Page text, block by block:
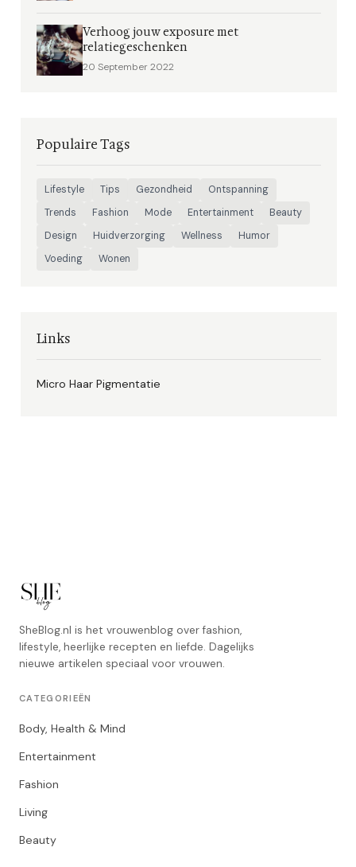
Verhoog jouw exposure met
relatiegeschenken
20 September 2022
Populaire Tags
Lifestyle Tips Gezondheid
Ontspanning
Trends
Fashion Mode Entertainment
Beauty
Design
Huidverzorging Wellness
Humor
Voeding
Wonen
Links
Micro Haar Pigmentatie
SheBlog.nl is het vrouwenblog over fashion,
lifestyle, heerlijke recepten en liefde. Dagelijks
nieuwe artikelen speciaal voor vrouwen.
CATEGORIEËN
Body, Health & Mind
Entertainment
Fashion
Living
Beauty